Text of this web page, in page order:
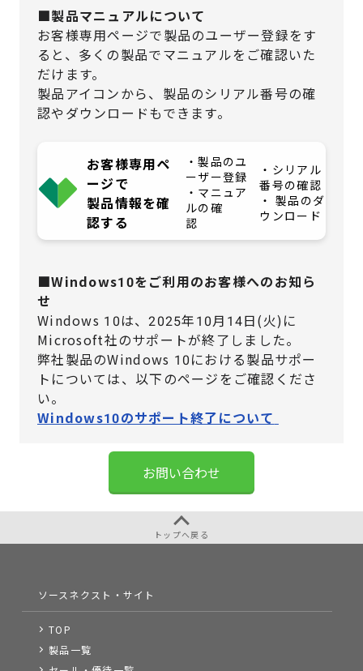
■製品マニュアルについて
お客様専用ページで製品のユーザー登録をす
ると、多くの製品でマニュアルをご確認いた
だけます。
製品アイコンから、製品のシリアル番号の確
認やダウンロードもできます。
お客様専用ペ
ージで
製品情報を確
認する
・製品のユ
ーザー登録
・マニュア
ルの確
認
・シリアル
番号の確認
・ 製品のダ
ウンロード
■Windows10をご利用のお客様へのお知ら
せ
Windows 10は、2025年10月14日(火)に
Microsoft社のサポートが終了しました。
弊社製品のWindows 10における製品サポー
トについては、 以下のページをご確認くださ
い。
Windows10のサポート終了について
お問い合わせ
トップへ戻る
ソースネクスト・サイト
TOP
製品一覧